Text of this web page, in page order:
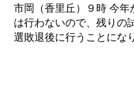
市岡（香里丘）９時 今年
は行わないので、残りの
選敗退後に行うことにな